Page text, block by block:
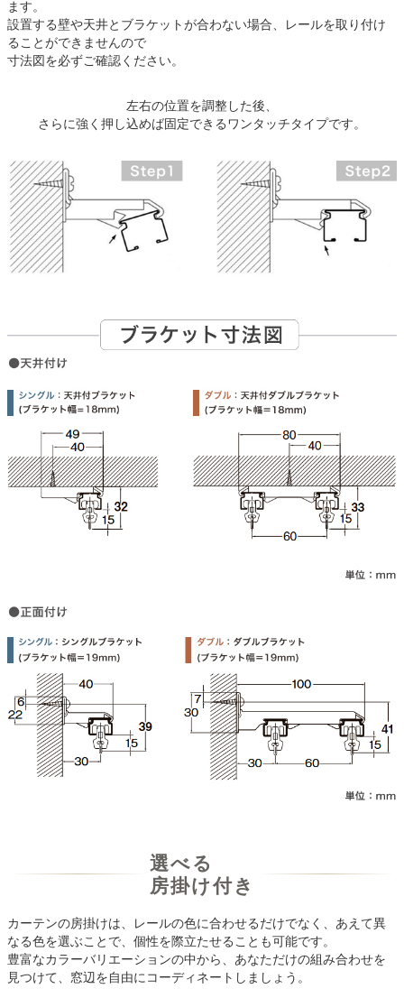
ます。
設置する壁や天井とブラケットが合わない場合、レールを取り付け
ることができませんので
寸法図を必ずご確認ください。
左右の位置を調整した後、
さらに強く押し込めば固定できるワンタッチタイプです。
選べる
房掛け付き
カーテンの房掛けは、レールの色に合わせるだけでなく、あえて異
なる色を選ぶことで、個性を際立たせることも可能です。
豊富なカラーバリエーションの中から、あなただけの組み合わせを
見つけて、窓辺を自由にコーディネートしましょう。